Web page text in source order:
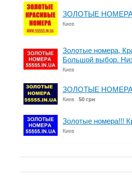
ЗОЛОТЫЕ
Киев
Золотые номера,
Большой выбор.
Киев
ЗОЛОТЫЕ
Киев 50 грн
Золотые номера!!!
Киев